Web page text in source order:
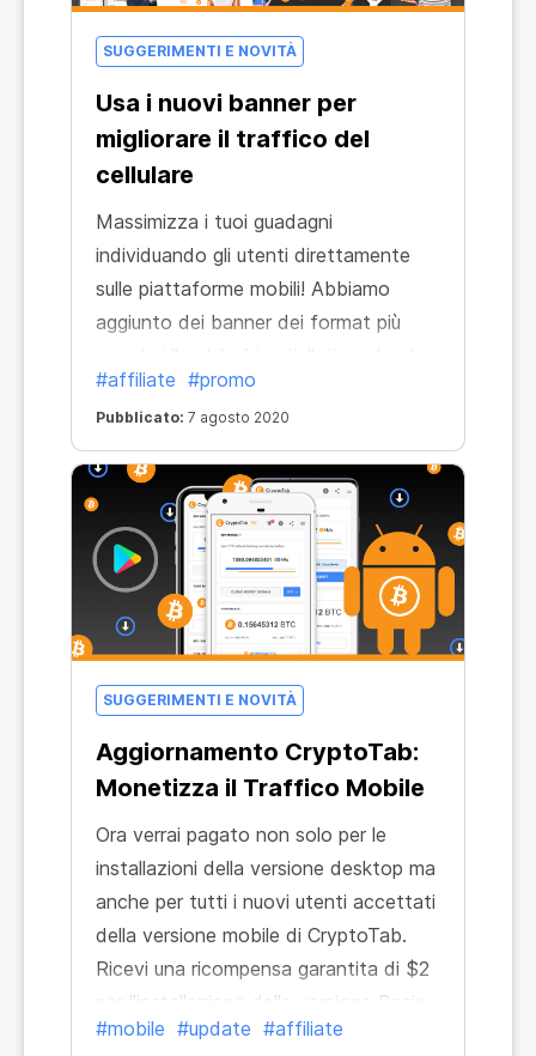
SUGGERIMENTI E NOVITÀ
Usa i nuovi banner per
migliorare il traffico del
cellulare
Massimizza i tuoi guadagni
individuando gli utenti direttamente
sulle piattaforme mobili! Abbiamo
aggiunto dei banner dei format più
tu possa attirare gli utenti di cellulari
più velocemente e più efficacemente:
#affiliate #promo
Pubblicato: 7 agosto 2020
SUGGERIMENTI E NOVITÀ
Aggiornamento CryptoTab:
Monetizza il Traffico Mobile
Ora verrai pagato non solo per le
installazioni della versione desktop ma
anche per tutti i nuovi utenti accettati
della versione mobile di CryptoTab.
Ricevi una ricompensa garantita di $2
per l'installazione della versione Basic
o di quella PRO dell'app Android! Attira
#mobile #update #affiliate